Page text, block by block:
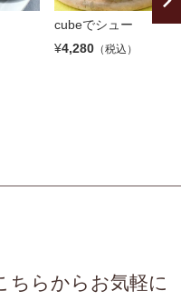
cubeでシュー
¥4,280 （税込）
ちらからお気軽に